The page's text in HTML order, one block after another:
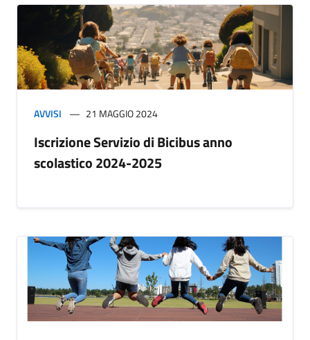
AVVISI 21 MAGGIO 2024
Iscrizione Servizio di Bicibus anno
scolastico 2024-2025